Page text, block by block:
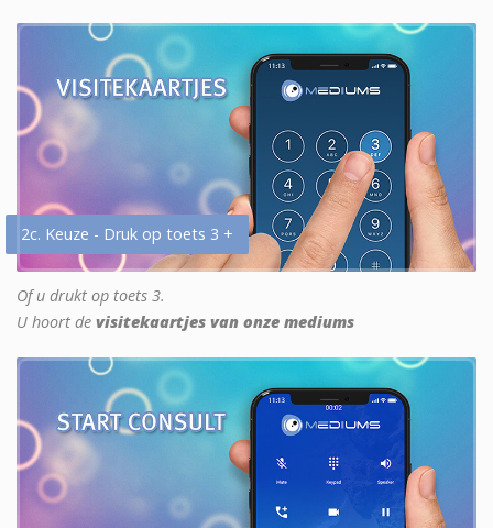
2c. Keuze - Druk op toets 3 +
Of u drukt op toets 3.
U hoort de visitekaartjes van onze mediums